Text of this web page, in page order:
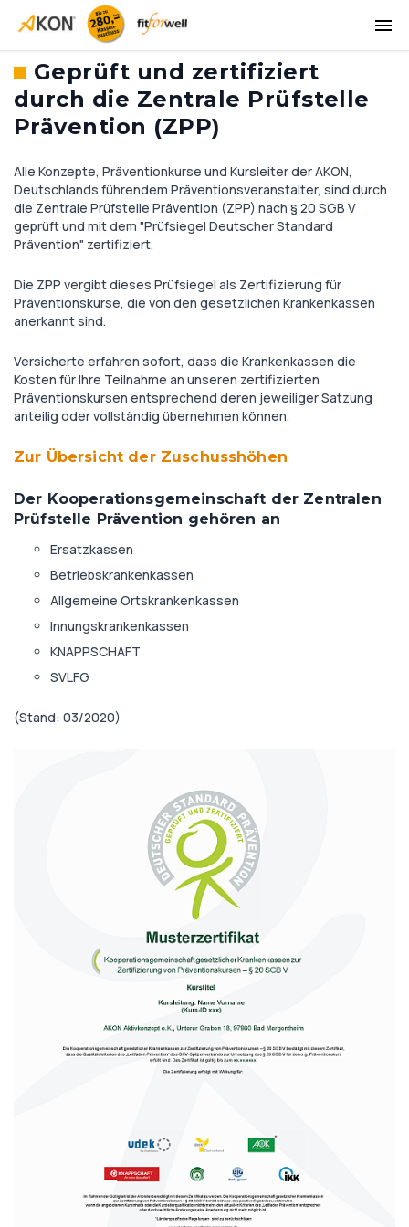
Geprüft und zertifiziert
durch die Zentrale Prüfstelle
Prävention (ZPP)
Alle Konzepte, Präventionkurse und Kursleiter der AKON,
Deutschlands führendem Präventionsveranstalter, sind durch
die Zentrale Prüfstelle Prävention (ZPP) nach § 20 SGB V
geprüft und mit dem "Prüfsiegel Deutscher Standard
Prävention" zertifiziert.
Die ZPP vergibt dieses Prüfsiegel als Zertifizierung für
Präventionskurse, die von den gesetzlichen Krankenkassen
anerkannt sind.
Versicherte erfahren sofort, dass die Krankenkassen die
Kosten für Ihre Teilnahme an unseren zertifizierten
Präventionskursen entsprechend deren jeweiliger Satzung
anteilig oder vollständig übernehmen können.
Zur Übersicht der Zuschusshöhen
Der Kooperationsgemeinschaft der Zentralen
Prüfstelle Prävention gehören an
Ersatzkassen
Betriebskrankenkassen
Allgemeine Ortskrankenkassen
Innungskrankenkassen
KNAPPSCHAFT
SVLFG
(Stand: 03/2020)